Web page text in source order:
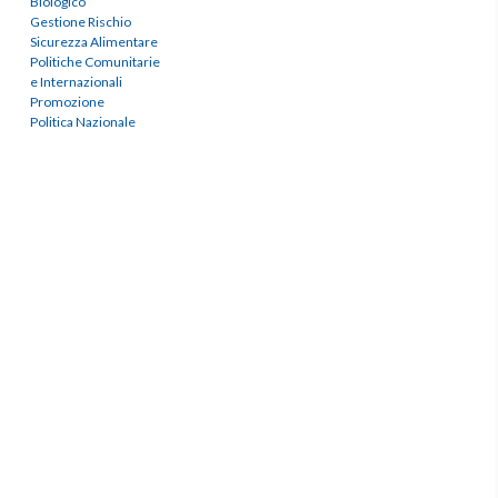
Gestione Rischio
Sicurezza Alimentare
Politiche Comunitarie
e Internazionali
Promozione
Politica Nazionale